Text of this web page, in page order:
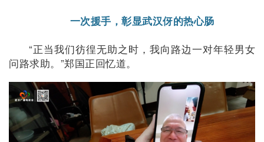
一次援手，彰显武汉伢的热心肠
“正当我们彷徨无助之时，我向路边一对年轻男女
问路求助。”郑国正回忆道。